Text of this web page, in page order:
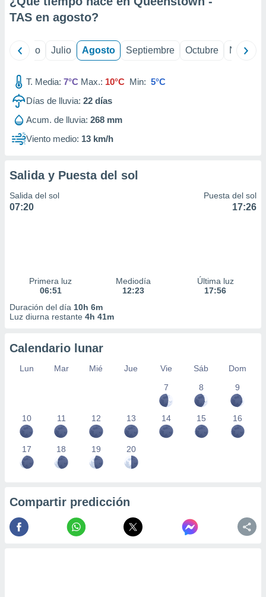
e
publicidad
publicidad
de
TAS en agosto?
Junio Julio Agosto Septiembre Octubre
T. Media: 7°C Max.: 10°C Min: 5°C
Días de lluvia: 22 días
Acum. de lluvia: 268 mm
Viento medio: 13 km/h
Salida y Puesta del sol
Salida del sol
07:20
Puesta del sol
17:26
Primera luz
06:51
Mediodía
12:23
Última luz
17:56
Duración del día 10h 6m
Luz diurna restante 4h 41m
Calendario lunar
Lun Mar Mié Jue Vie Sáb
Dom
7
8 9
10 11 12 13 14 15 16
17 18 19 20
Compartir predicción